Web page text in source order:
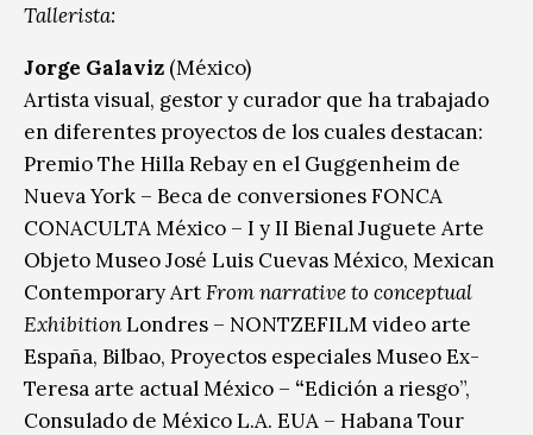
Tallerista:
Jorge Galaviz (México)
Artista visual, gestor y curador que ha trabajado
en diferentes proyectos de los cuales destacan:
Premio The Hilla Rebay en el Guggenheim de
Nueva York – Beca de conversiones FONCA
CONACULTA México – I y II Bienal Juguete Arte
Objeto Museo José Luis Cuevas México, Mexican
Contemporary ArtFrom narrative to conceptual
ExhibitionLondres – NONTZEFILM video arte
España, Bilbao, Proyectos especiales Museo Ex-
Teresa arte actual México – “Edición a riesgo”,
Consulado de México L.A. EUA – Habana Tour